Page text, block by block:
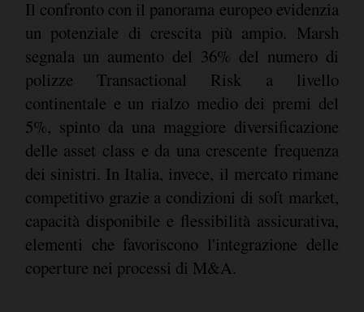
Il confronto con il panorama europeo evidenzia
un potenziale di crescita più ampio. Marsh
segnala un aumento del 36% del numero di
polizze Transactional Risk a livello
continentale e un rialzo medio dei premi del
5%, spinto da una maggiore diversificazione
delle asset class e da una crescente frequenza
dei sinistri. In Italia, invece, il mercato rimane
competitivo grazie a condizioni di soft market,
capacità disponibile e flessibilità assicurativa,
elementi che favoriscono l'integrazione delle
coperture nei processi di M&A.